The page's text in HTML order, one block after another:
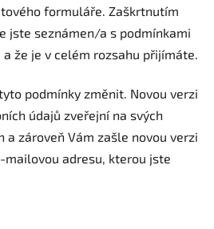
formuláře. Zaškrtnutím
jste seznámen/a s podmínkami
že je v celém rozsahu přijímáte.
podmínky změnit. Novou verzi
údajů zveřejní na svých
a zároveň Vám zašle novou verzi
adresu, kterou jste